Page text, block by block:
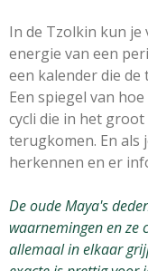
In de Tzolkin kun je
energie van een
een kalender die de
Een spiegel van
cycli die in het
terugkomen. En als
herkennen en er
De oude Maya's
waarnemingen en ze
allemaal in elkaar